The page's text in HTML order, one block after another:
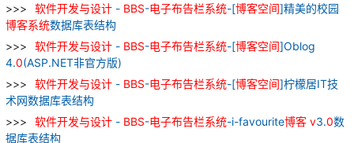
软件开发与设计 - BBS-电子布告栏系统-[博客空间]精美的校园
博客系统数据库表结构
软件开发与设计 - BBS-电子布告栏系统-[博客空间]Oblog
4.0(ASP.NET非官方版)
软件开发与设计 - BBS-电子布告栏系统-[博客空间]柠檬居IT技
术网数据库表结构
软件开发与设计 - BBS-电子布告栏系统-i-favourite博客 v3.0数
据库表结构